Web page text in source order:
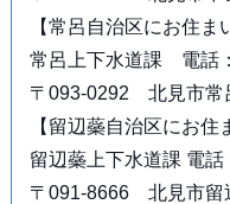
【常呂自治区にお住ま
常呂上下水道課 電話
〒093-0292 北見市常
【留辺蘂自治区にお住
留辺蘂上下水道課 電
〒091-8666 北見市留